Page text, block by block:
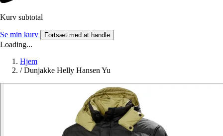
Kurv subtotal
Se min kurv Fortsæt med at handle
Loading...
Hjem
/ Dunjakke Helly Hansen Yu